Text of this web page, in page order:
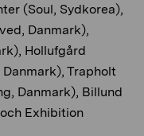
(Soul, Sydkorea),
Danmark),
Hollufgård
Trapholt
Danmark), Billund
Exhibition